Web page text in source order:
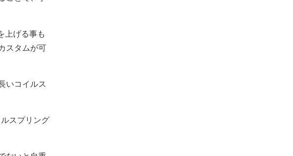
上げる事も
スタムが可
いコイルス
スプリング